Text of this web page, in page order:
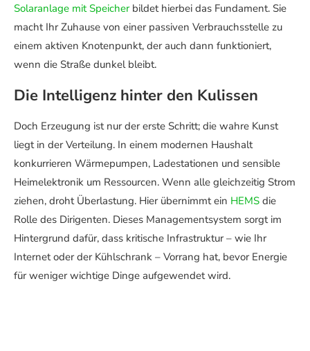
Solaranlage mit Speicherbildet hierbei das Fundament. Sie
macht Ihr Zuhause von einer passiven Verbrauchsstelle zu
einem aktiven Knotenpunkt, der auch dann funktioniert,
wenn die Straße dunkel bleibt.
Die Intelligenz hinter den Kulissen
Doch Erzeugung ist nur der erste Schritt; die wahre Kunst
liegt in der Verteilung. In einem modernen Haushalt
konkurrieren Wärmepumpen, Ladestationen und sensible
Heimelektronik um Ressourcen. Wenn alle gleichzeitig Strom
ziehen, droht Überlastung. Hier übernimmt ein HEMS die
Rolle des Dirigenten. Dieses Managementsystem sorgt im
Hintergrund dafür, dass kritische Infrastruktur – wie Ihr
Internet oder der Kühlschrank – Vorrang hat, bevor Energie
für weniger wichtige Dinge aufgewendet wird.